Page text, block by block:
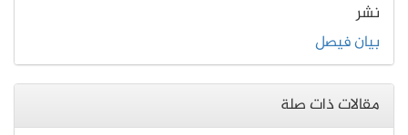
نشر
بيان فيصل
مقالات ذات صلة